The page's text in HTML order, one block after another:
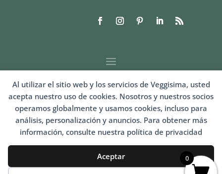
Al utilizar el sitio web y los servicios de Veggisima, usted
acepta nuestro uso de cookies. Nosotros y nuestros socios
operamos globalmente y usamos cookies, incluso para
análisis, personalización y anuncios. Para obtener más
información, consulte nuestra política de privacidad
Aceptar 0